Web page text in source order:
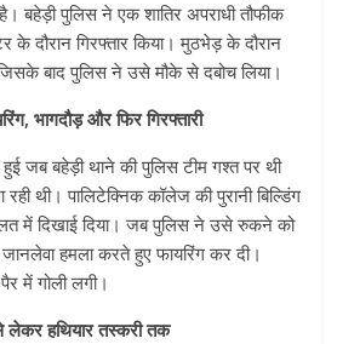
बहेड़ी पुलिस ने एक शातिर अपराधी तौफीक
के दौरान गिरफ्तार किया। मुठभेड़ के दौरान
बाद पुलिस ने उसे मौके से दबोच लिया।
भागदौड़ और फिर गिरफ्तारी
जब बहेड़ी थाने की पुलिस टीम गश्त पर थी
थी। पालिटेक्निक कॉलेज की पुरानी बिल्डिंग
में दिखाई दिया। जब पुलिस ने उसे रुकने को
हमला करते हुए फायरिंग कर दी।
में गोली लगी।
हथियार तस्करी तक